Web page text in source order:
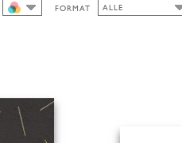
FORMAT ALLE